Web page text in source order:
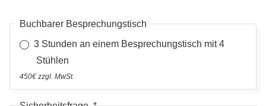
Buchbarer Besprechungstisch
3 Stunden an einem Besprechungstisch mit 4
Stühlen
450€ zzgl. MwSt.